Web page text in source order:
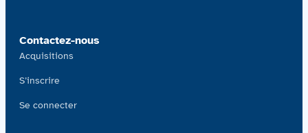
Contactez-nous
Acquisitions
S’inscrire
Se connecter